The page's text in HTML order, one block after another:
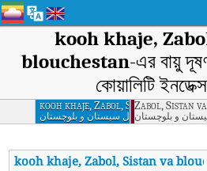
kooh khaje,
blouchestan-এর বায়ু
কোয়ালিটি
kooh khaje, Zabol, Sistan va
کوه خواجه زابل سیستان و بلوچستان
Zabol, Sistan
و بلوچستان
kooh khaje, Zabol, Sistan va